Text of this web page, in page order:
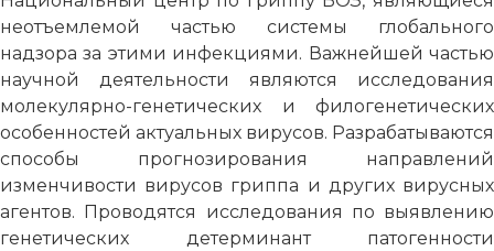
неотъемлемой частью системы глобального
надзора за этими инфекциями. Важнейшей частью
научной деятельности являются исследования
молекулярно-генетических и филогенетических
особенностей актуальных вирусов. Разрабатываются
способы прогнозирования направлений
изменчивости вирусов гриппа и других вирусных
агентов. Проводятся исследования по выявлению
генетических детерминант патогенности